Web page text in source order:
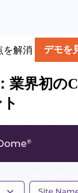
を解消 デモを
界初の